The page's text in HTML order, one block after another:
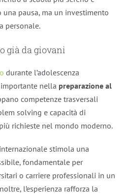
pausa, ma un investimento
personale.
già da giovani
durante l’adolescenza
nella preparazione al
competenze trasversali
solving e capacità di
richieste nel mondo moderno.
stimola una
fondamentale per
o carriere professionali in un
l’esperienza rafforza la